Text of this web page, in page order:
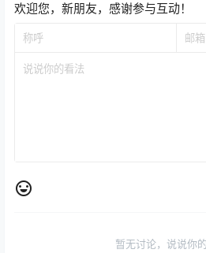
欢迎您，新朋友，感谢参与互动！
暂无讨论，说说你